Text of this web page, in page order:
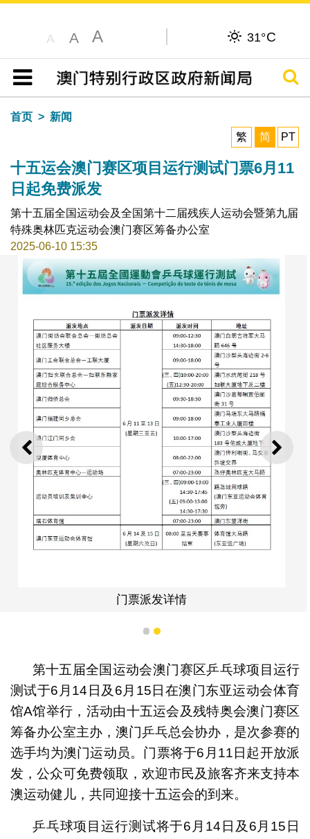
A A A 31°C
目录
搜寻
首页
新闻
繁
简 PT
十五运会澳门赛区项目运行测试门票6月11
日起免费派发
第十五届全国运动会及全国第十二届残疾人运动会暨第九届
特殊奥林匹克运动会澳门赛区筹备办公室
2025-06-10 15:35
上一则 下一
1 2
第十五届全国运动会澳门赛区乒乓球项目运行
测试于6月14日及6月15日在澳门东亚运动会体育
馆A馆举行，活动由十五运会及残特奥会澳门赛区
筹备办公室主办，澳门乒乓总会协办，是次参赛的
选手均为澳门运动员。门票将于6月11日起开放派
发，公众可免费领取，欢迎市民及旅客齐来支持本
澳运动健儿，共同迎接十五运会的到来。
乒乓球项目运行测试将于6月14日及6月15日